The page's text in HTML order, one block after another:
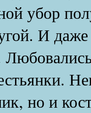
убор
И
но и